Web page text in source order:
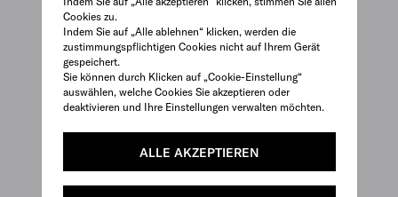
Cookies zu.
Indem Sie auf „Alle ablehnen“ klicken, werden die
zustimmungspflichtigen Cookies nicht auf Ihrem Gerät
gespeichert.
Sie können durch Klicken auf „Cookie-Einstellung“
auswählen, welche Cookies Sie akzeptieren oder
deaktivieren und Ihre Einstellungen verwalten möchten.
ALLE AKZEPTIEREN